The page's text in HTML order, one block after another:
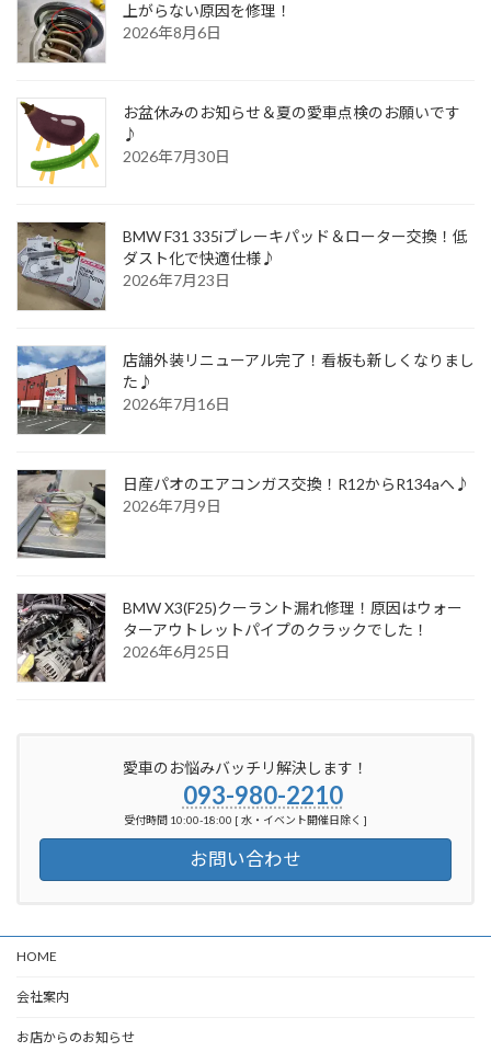
上がらない原因を修理！
2026年8月6日
お盆休みのお知らせ＆夏の愛車点検のお願いです
♪
2026年7月30日
BMW F31 335iブレーキパッド＆ローター交換！低
ダスト化で快適仕様♪
2026年7月23日
店舗外装リニューアル完了！看板も新しくなりまし
た♪
2026年7月16日
日産パオのエアコンガス交換！R12からR134aへ♪
2026年7月9日
BMW X3(F25)クーラント漏れ修理！原因はウォー
ターアウトレットパイプのクラックでした！
2026年6月25日
愛車のお悩みバッチリ解決します！
093-980-2210
受付時間 10:00-18:00 [ 水・イベント開催日除く ]
お問い合わせ
HOME
会社案内
お店からのお知らせ